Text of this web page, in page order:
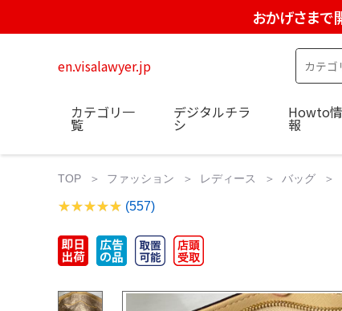
おかげさま
en.visalawyer.jp
カテゴリ一
覧
デジタルチラ
シ
Howto情
報
TOP ファッション レディース バッグ
(557)